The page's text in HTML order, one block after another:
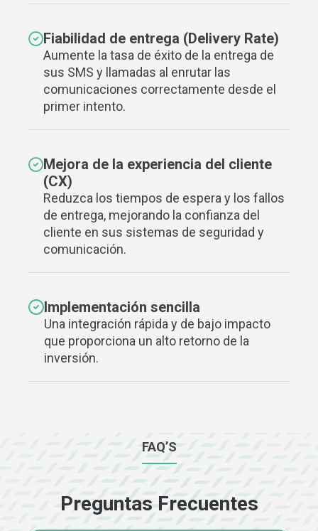
Fiabilidad de entrega (Delivery Rate)
Aumente la tasa de éxito de la entrega de
sus SMS y llamadas al enrutar las
comunicaciones correctamente desde el
primer intento.
Mejora de la experiencia del cliente
(CX)
Reduzca los tiempos de espera y los fallos
de entrega, mejorando la confianza del
cliente en sus sistemas de seguridad y
comunicación.
Implementación sencilla
Una integración rápida y de bajo impacto
que proporciona un alto retorno de la
inversión.
FAQ’S
Preguntas Frecuentes